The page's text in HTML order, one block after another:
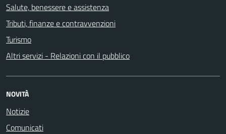
Salute, benessere e assistenza
Tributi, finanze e contravvenzioni
Turismo
Altri servizi - Relazioni con il pubblico
NOVITÀ
Notizie
Comunicati